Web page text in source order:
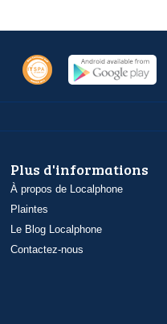
Plus d'informations
À propos de Localphone
Plaintes
Le Blog Localphone
Contactez-nous